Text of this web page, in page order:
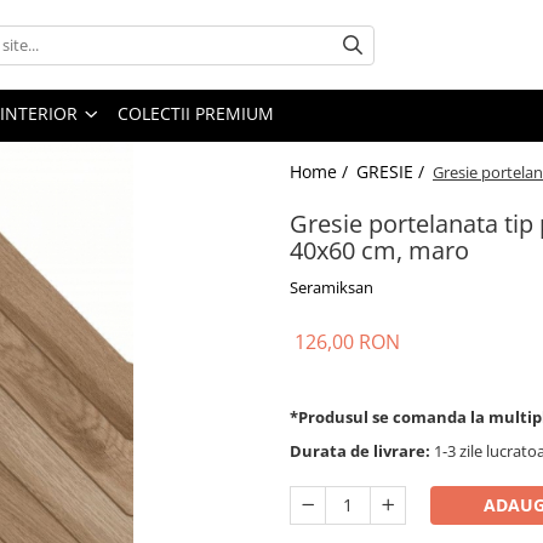
COLECTII PREMIUM
Home / GRESIE / Gresie
Gresie portelanata tip
40x60 cm, maro
Seramiksan
126,00 RON
*Produsul se comanda la
Durata de livrare: 1-3 zile